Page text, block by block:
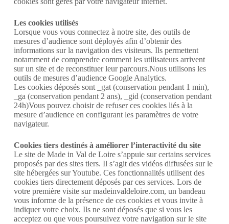
Les cookies utilisés
Lorsque vous vous connectez à notre site, des outils de
mesures d’audience sont déployés afin d’obtenir des
informations sur la navigation des visiteurs. Ils permettent
notamment de comprendre comment les utilisateurs arrivent
sur un site et de reconstituer leur parcours.Nous utilisons les
outils de mesures d’audience Google Analytics.
Les cookies déposés sont _gat (conservation pendant 1 min),
_ga (conservation pendant 2 ans), _gid (conservation pendant
24h)Vous pouvez choisir de refuser ces cookies liés à la
mesure d’audience en configurant les paramètres de votre
navigateur.
Cookies tiers destinés à améliorer l’interactivité du site
Le site de Made in Val de Loire s’appuie sur certains services
proposés par des sites tiers. Il s’agit des vidéos diffusées sur le
site hébergées sur Youtube. Ces fonctionnalités utilisent des
cookies tiers directement déposés par ces services. Lors de
votre première visite sur madeinvaldeloire.com, un bandeau
vous informe de la présence de ces cookies et vous invite à
indiquer votre choix. Ils ne sont déposés que si vous les
acceptez ou que vous poursuivez votre navigation sur le site